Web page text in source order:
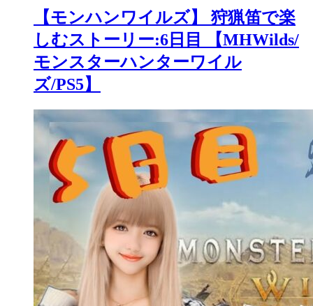
【モンハンワイルズ】 狩猟笛で楽
しむストーリー:6日目 【MHWilds/
モンスターハンターワイル
ズ/PS5】